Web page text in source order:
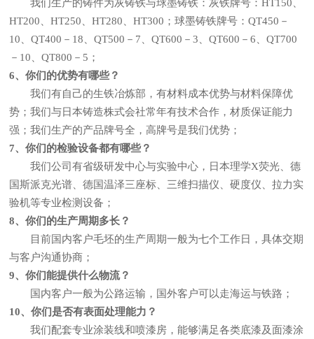
我们生产的铸件为灰铸铁与球墨铸铁：灰铁牌号：HT150、
HT200、HT250、HT280、HT300；球墨铸铁牌号：QT450－
10、QT400－18、QT500－7、QT600－3、QT600－6、QT700
－10、QT800－5；
6、你们的优势有哪些？
我们有自己的生铁冶炼部，有材料成本优势与材料保障优
势；我们与日本铸造株式会社常年有技术合作，材质保证能力
强；我们生产的产品牌号全，高牌号是我们优势；
7、你们的检验设备都有哪些？
我们公司有省级研发中心与实验中心，日本理学X荧光、德
国斯派克光谱、德国温泽三座标、三维扫描仪、硬度仪、拉力实
验机等专业检测设备；
8、你们的生产周期多长？
目前国内客户毛坯的生产周期一般为七个工作日，具体交期
与客户沟通协商；
9、你们能提供什么物流？
国内客户一般为公路运输，国外客户可以走海运与铁路；
10、你们是否有表面处理能力？
我们配套专业涂装线和喷漆房，能够满足各类底漆及面漆涂